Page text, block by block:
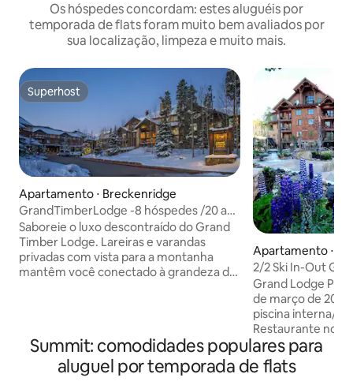
Os hóspedes concordam: estes aluguéis por
temporada de flats foram muito bem avaliados por
sua localização, limpeza e muito mais.
Superhost
Superhost
Apartamento ⋅ Breckenridge
GrandTimberLodge -8 hóspedes /20 a
27 de dezembro
Saboreie o luxo descontraído do Grand
Timber Lodge. Lareiras e varandas
privadas com vista para a montanha
mantêm você conectado à grandeza de
+ 2 sofás-camas, 2 banheiros. As
comodidades da unidade do condomínio
incluem Wi-Fi gratuito, estacionamento
Apartamento ⋅
2/2 Ski In-Out
Unidade de
Grand Lodge
de março de
piscina interna/
Restaurante no
gratuita para a
Valet, a Peak 8
de distância. Não
Summit: comodidades populares para
aluguel por temporada de flats